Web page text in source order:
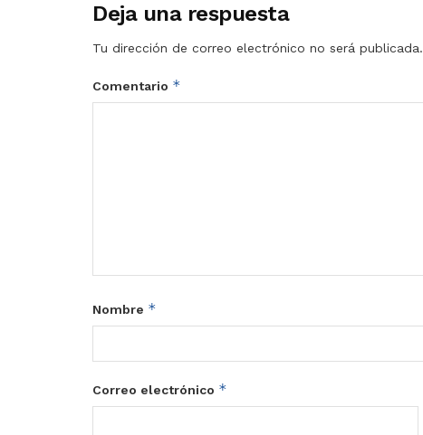
Deja una respuesta
Tu dirección de correo electrónico no será publicada.
Comentario *
Nombre *
Correo electrónico *